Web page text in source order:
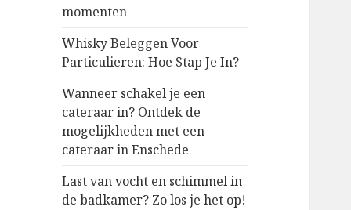
momenten
Whisky Beleggen Voor
Particulieren: Hoe Stap Je In?
Wanneer schakel je een
cateraar in? Ontdek de
mogelijkheden met een
cateraar in Enschede
Last van vocht en schimmel in
de badkamer? Zo los je het op!